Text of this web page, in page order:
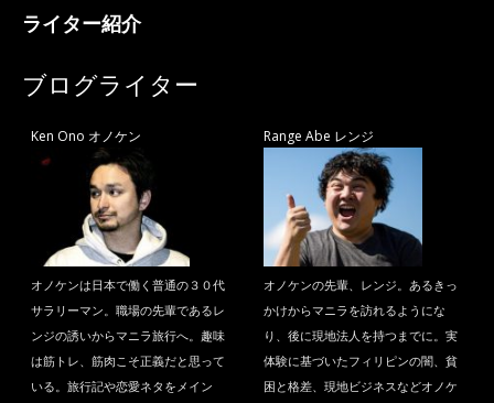
ライター紹介
ブログライター
Ken Ono オノケン
オノケンは日本で働く普通の３０代
サラリーマン。職場の先輩であるレ
ンジの誘いからマニラ旅行へ。趣味
は筋トレ、筋肉こそ正義だと思って
いる。旅行記や恋愛ネタをメイン
Range Abe レンジ
オノケンの先輩、レンジ。あるきっ
かけからマニラを訪れるようにな
り、後に現地法人を持つまでに。実
体験に基づいたフィリピンの闇、貧
困と格差、現地ビジネスなどオノケ